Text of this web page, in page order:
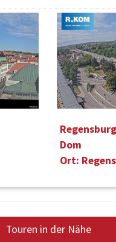
Dom
Ort:
Touren in der Nähe